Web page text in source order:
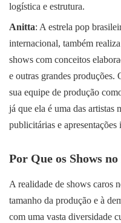
logística e estrutura.
Anitta: A estrela pop
internacional, também
shows com conceitos
e outras grandes produções.
sua equipe de produção
já que ela é uma das artistas
publicitárias e apresentações
Por Que os Shows
A realidade de shows caros
tamanho da produção e à
com uma vasta diversidade